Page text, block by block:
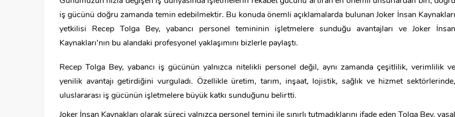
iş gücünü doğru zamanda temin edebilmektir. Bu konuda önemli açıklamalarda bulunan Joker İnsan Kaynakları
yetkilisi Recep Tolga Bey, yabancı personel temininin işletmelere sunduğu avantajları ve Joker İnsan
Kaynakları’nın bu alandaki profesyonel yaklaşımını bizlerle paylaştı.
Recep Tolga Bey, yabancı iş gücünün yalnızca nitelikli personel değil, aynı zamanda çeşitlilik, verimlilik ve
yenilik avantajı getirdiğini vurguladı. Özellikle üretim, tarım, inşaat, lojistik, sağlık ve hizmet sektörlerinde,
uluslararası iş gücünün işletmelere büyük katkı sunduğunu belirtti.
Joker İnsan Kaynakları olarak süreci yalnızca personel temini ile sınırlı tutmadıklarını ifade eden Tolga Bey, yasal